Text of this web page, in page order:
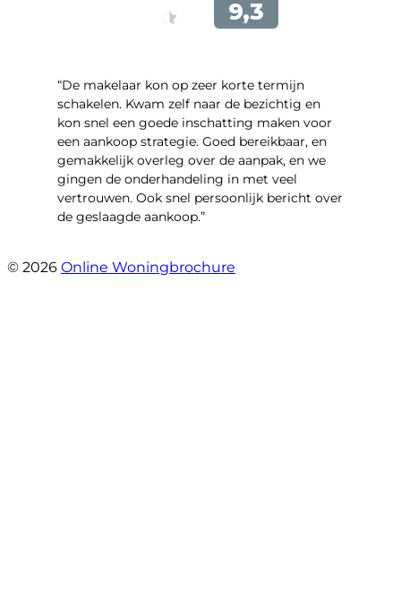
“De makelaar kon op zeer korte termijn
schakelen. Kwam zelf naar de bezichtig en
kon snel een goede inschatting maken voor
een aankoop strategie. Goed bereikbaar, en
gemakkelijk overleg over de aanpak, en we
gingen de onderhandeling in met veel
vertrouwen. Ook snel persoonlijk bericht over
de geslaagde aankoop.”
© 2026 Online Woningbrochure